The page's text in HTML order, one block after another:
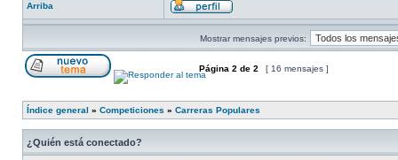
Arriba
Mostrar mensajes previos:
Página 2 de 2 [ 16 mensajes ]
Índice general » Competiciones » Carreras Populares
¿Quién está conectado?